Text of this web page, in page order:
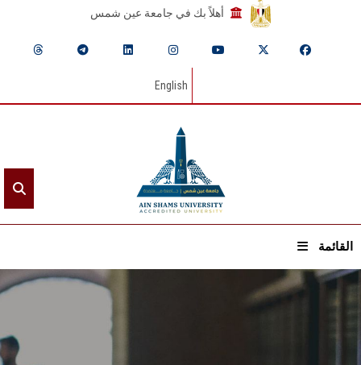
أهلاً بك في جامعة عين شمس
English
القائمة
الرئيسيـة
عن الجامعة